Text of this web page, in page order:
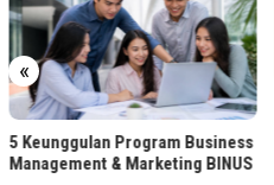
«
5 Keunggulan Program Business
Management & Marketing BINUS